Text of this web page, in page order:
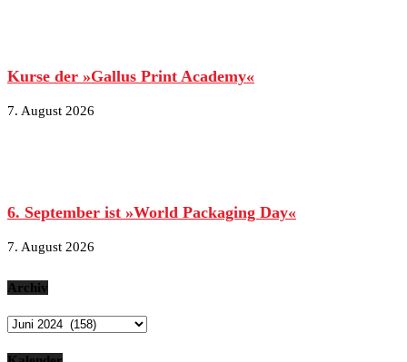
Kurse der »Gallus Print Academy«
7. August 2026
6. September ist »World Packaging Day«
7. August 2026
Archiv
Archiv